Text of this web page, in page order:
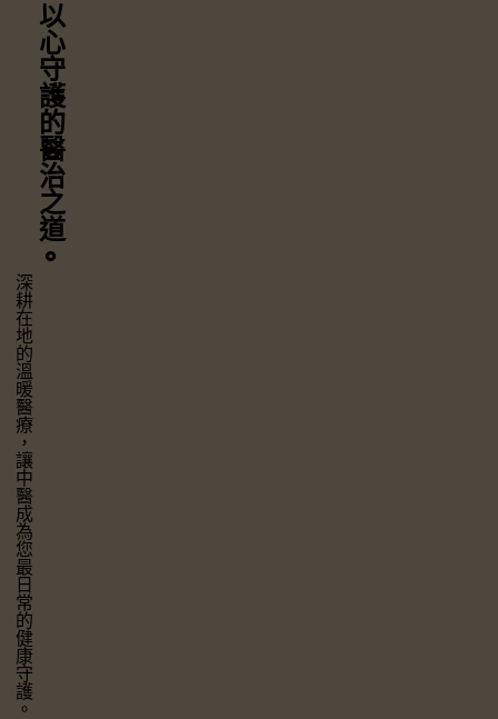
以心守護
的醫治之道
⚬
深耕在地的溫暖醫療，
讓中醫成為您最日常的健康守護。